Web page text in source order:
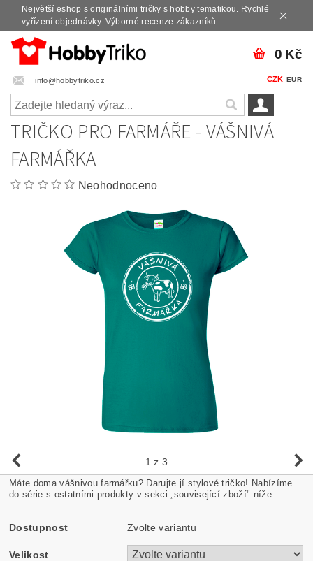
Největší eshop s originálními tričky s hobby tematikou. Rychlé
vyřízení objednávky. Výborné recenze zákazníků.
info@hobbytriko.cz CZK EUR
0 Kč
TRIČKO PRO FARMÁŘE - VÁŠNIVÁ
FARMÁŘKA
Neohodnoceno
1 z 3
Máte doma vášnivou farmářku? Darujte jí stylové tričko! Nabízíme
do série s ostatními produkty v sekci „související zboží" níže.
Dostupnost Zvolte variantu
Velikost